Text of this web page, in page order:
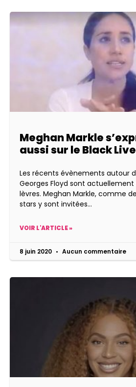
Meghan Markle
aussi sur le Black
Les récents évènements autour
Georges Floyd sont actuellement
lèvres. Meghan Markle, comme
stars y sont invitées
VOIR L'ARTICLE »
8 juin 2020 Aucun commentaire